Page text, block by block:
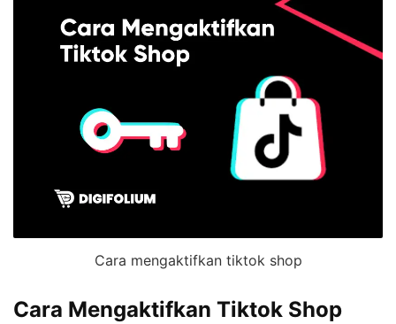
Cara mengaktifkan tiktok shop
Cara Mengaktifkan Tiktok Shop